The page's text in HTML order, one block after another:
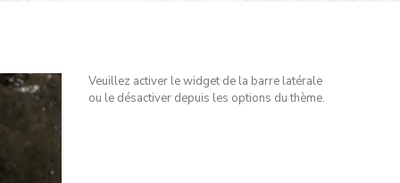
Veuillez activer le widget de la barre latérale
ou le désactiver depuis les options du thème.